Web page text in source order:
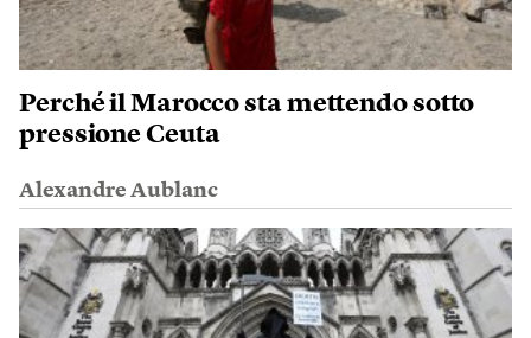
Perché il Marocco sta mettendo sotto
pressione Ceuta
Alexandre Aublanc